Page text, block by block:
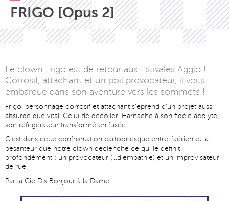
FRIGO [Opus 2]
Le clown Frigo est de retour aux Estivales Agglo !
Corrosif, attachant et un poil provocateur, il vous
embarque dans son aventure vers les sommets !
Frigo, personnage corrosif et attachant s'éprend d'un projet aussi
absurde que vital. Celui de décoller. Harnaché à son fidèle acolyte,
son réfrigérateur transformé en fusée.
C'est dans cette confrontation cartoonesque entre l'aérien et la
pesanteur que notre clown déclenche ce qui le définit
profondément : un provocateur (...d'empathie) et un improvisateur
de rue.
Par la Cie Dis Bonjour à la Dame.